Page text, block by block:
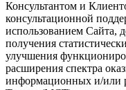
Консультантом и
консультационной
использованием Сайта,
получения
улучшения
расширения спектра
информационных и/или